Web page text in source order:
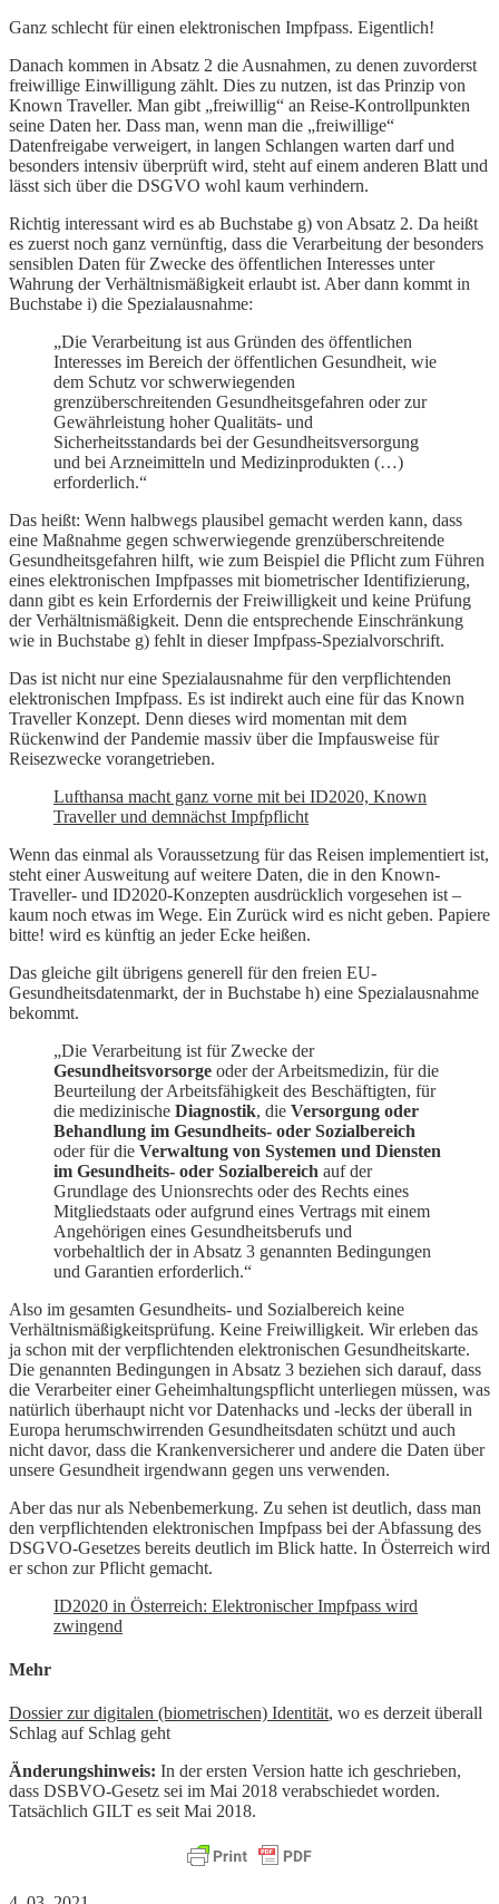
Ganz schlecht für einen elektronischen Impfpass. Eigentlich!
Danach kommen in Absatz 2 die Ausnahmen, zu denen zuvorderst
freiwillige Einwilligung zählt. Dies zu nutzen, ist das Prinzip von
Known Traveller. Man gibt „freiwillig“ an Reise-Kontrollpunkten
seine Daten her. Dass man, wenn man die „freiwillige“
Datenfreigabe verweigert, in langen Schlangen warten darf und
besonders intensiv überprüft wird, steht auf einem anderen Blatt und
lässt sich über die DSGVO wohl kaum verhindern.
Richtig interessant wird es ab Buchstabe g) von Absatz 2. Da heißt
es zuerst noch ganz vernünftig, dass die Verarbeitung der besonders
sensiblen Daten für Zwecke des öffentlichen Interesses unter
Wahrung der Verhältnismäßigkeit erlaubt ist. Aber dann kommt in
Buchstabe i) die Spezialausnahme:
„Die Verarbeitung ist aus Gründen des öffentlichen
Interesses im Bereich der öffentlichen Gesundheit, wie
dem Schutz vor schwerwiegenden
grenzüberschreitenden Gesundheitsgefahren oder zur
Gewährleistung hoher Qualitäts- und
Sicherheitsstandards bei der Gesundheitsversorgung
und bei Arzneimitteln und Medizinprodukten (…)
erforderlich.“
Das heißt: Wenn halbwegs plausibel gemacht werden kann, dass
eine Maßnahme gegen schwerwiegende grenzüberschreitende
Gesundheitsgefahren hilft, wie zum Beispiel die Pflicht zum Führen
eines elektronischen Impfpasses mit biometrischer Identifizierung,
dann gibt es kein Erfordernis der Freiwilligkeit und keine Prüfung
der Verhältnismäßigkeit. Denn die entsprechende Einschränkung
wie in Buchstabe g) fehlt in dieser Impfpass-Spezialvorschrift.
Das ist nicht nur eine Spezialausnahme für den verpflichtenden
elektronischen Impfpass. Es ist indirekt auch eine für das Known
Traveller Konzept. Denn dieses wird momentan mit dem
Rückenwind der Pandemie massiv über die Impfausweise für
Reisezwecke vorangetrieben.
Lufthansa macht ganz vorne mit bei ID2020, Known
Traveller und demnächst Impfpflicht
Wenn das einmal als Voraussetzung für das Reisen implementiert ist,
steht einer Ausweitung auf weitere Daten, die in den Known-
Traveller- und ID2020-Konzepten ausdrücklich vorgesehen ist –
kaum noch etwas im Wege. Ein Zurück wird es nicht geben. Papiere
bitte! wird es künftig an jeder Ecke heißen.
Das gleiche gilt übrigens generell für den freien EU-
Gesundheitsdatenmarkt, der in Buchstabe h) eine Spezialausnahme
bekommt.
„Die Verarbeitung ist für Zwecke der
Gesundheitsvorsorge oder der Arbeitsmedizin, für die
Beurteilung der Arbeitsfähigkeit des Beschäftigten, für
die medizinische Diagnostik, die Versorgung oder
Behandlung im Gesundheits- oder Sozialbereich
oder für die Verwaltung von Systemen und Diensten
im Gesundheits- oder Sozialbereich auf der
Grundlage des Unionsrechts oder des Rechts eines
Mitgliedstaats oder aufgrund eines Vertrags mit einem
Angehörigen eines Gesundheitsberufs und
vorbehaltlich der in Absatz 3 genannten Bedingungen
und Garantien erforderlich.“
Also im gesamten Gesundheits- und Sozialbereich keine
Verhältnismäßigkeitsprüfung. Keine Freiwilligkeit. Wir erleben das
ja schon mit der verpflichtenden elektronischen Gesundheitskarte.
Die genannten Bedingungen in Absatz 3 beziehen sich darauf, dass
die Verarbeiter einer Geheimhaltungspflicht unterliegen müssen, was
natürlich überhaupt nicht vor Datenhacks und -lecks der überall in
Europa herumschwirrenden Gesundheitsdaten schützt und auch
nicht davor, dass die Krankenversicherer und andere die Daten über
unsere Gesundheit irgendwann gegen uns verwenden.
Aber das nur als Nebenbemerkung. Zu sehen ist deutlich, dass man
den verpflichtenden elektronischen Impfpass bei der Abfassung des
DSGVO-Gesetzes bereits deutlich im Blick hatte. In Österreich wird
er schon zur Pflicht gemacht.
ID2020 in Österreich: Elektronischer Impfpass wird
zwingend
Mehr
Dossier zur digitalen (biometrischen) Identität, wo es derzeit überall
Schlag auf Schlag geht
Änderungshinweis: In der ersten Version hatte ich geschrieben,
dass DSBVO-Gesetz sei im Mai 2018 verabschiedet worden.
Tatsächlich GILT es seit Mai 2018.